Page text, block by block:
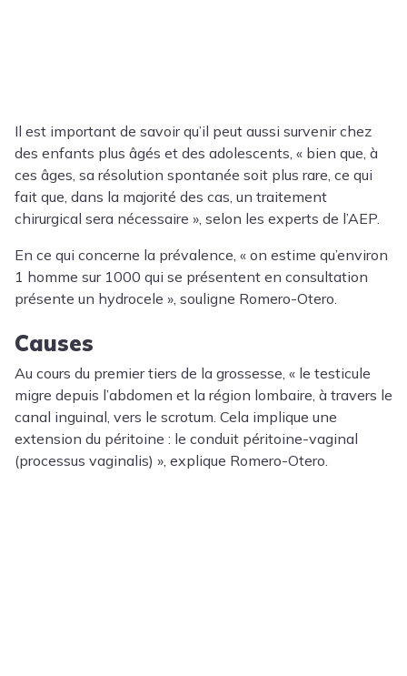
Il est important de savoir qu’il peut aussi survenir chez
des enfants plus âgés et des adolescents, « bien que, à
ces âges, sa résolution spontanée soit plus rare, ce qui
fait que, dans la majorité des cas, un traitement
chirurgical sera nécessaire », selon les experts de l’AEP.
En ce qui concerne la prévalence, « on estime qu’environ
1 homme sur 1000 qui se présentent en consultation
présente un hydrocele », souligne Romero-Otero.
Causes
Au cours du premier tiers de la grossesse, « le testicule
migre depuis l’abdomen et la région lombaire, à travers le
canal inguinal, vers le scrotum. Cela implique une
extension du péritoine : le conduit péritoine-vaginal
(processus vaginalis) », explique Romero-Otero.